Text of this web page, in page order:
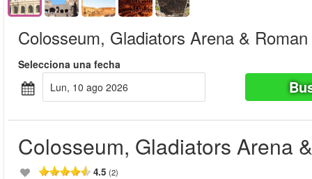
Colosseum, Gladiators Arena &
Selecciona una fecha
lun, 10 ago 2026
Colosseum, Gladiators Arena
4.5 (2)